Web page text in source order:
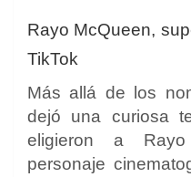
Rayo McQueen,
TikTok
Más allá de los
dejó una curiosa
eligieron a
personaje